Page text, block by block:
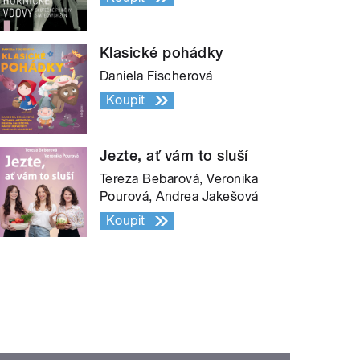
Klasické pohádky
Daniela Fischerová
Koupit
Jezte, ať vám to sluší
Tereza Bebarová, Veronika
Pourová, Andrea Jakešová
Koupit